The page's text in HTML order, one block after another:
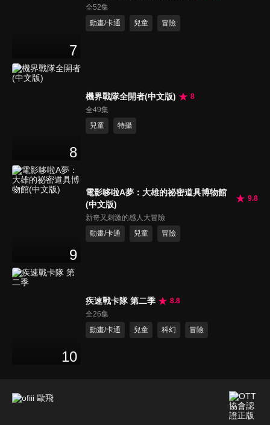
7
全52集
動畫/卡通
兒童 冒險
8
機界戰隊全開者(中文版)
8
全49集
兒童
特攝
9
電影哆啦A夢：大雄的祕密道具博物館
(中文版)
9.8
新奇又刺激的感人大冒險
動畫/卡通
兒童 冒險
10
疾速戰卡隊 第二季
8.8
全26集
動畫/卡通
兒童 科幻 冒險